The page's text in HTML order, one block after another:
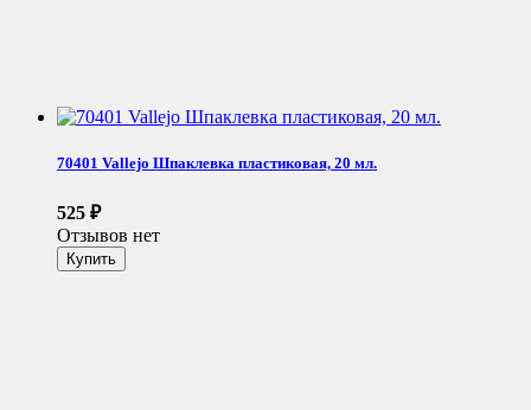
70401 Vallejo Шпаклевка пластиковая, 20 мл.
525 ₽
Отзывов нет